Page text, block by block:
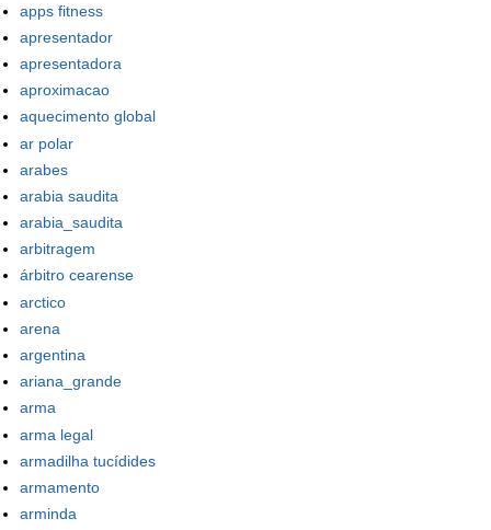
apps fitness
apresentador
apresentadora
aproximacao
aquecimento global
ar polar
arabes
arabia saudita
arabia_saudita
arbitragem
árbitro cearense
arctico
arena
argentina
ariana_grande
arma
arma legal
armadilha tucídides
armamento
arminda